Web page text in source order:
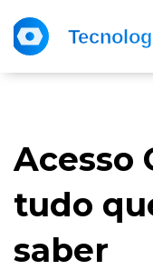
Acesso
tudo
saber